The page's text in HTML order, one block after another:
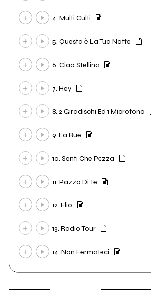
4. Multi Culti
5. Questa è La Tua Notte
6. Ciao Stellina
7. Hey
8. 2 Giradischi Ed 1 Microfono
9. La Rue
10. Senti Che Pezza
11. Pazzo Di Te
12. Elio
13. Radio Tour
14. Non Fermateci